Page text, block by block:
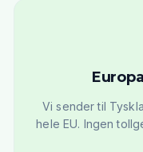
Vi sender til
hele EU. Ingen